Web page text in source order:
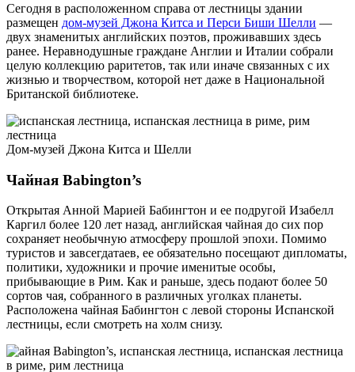
Сегодня в расположенном справа от лестницы здании
размещен дом-музей Джона Китса и Перси Биши Шелли —
двух знаменитых английских поэтов, проживавших здесь
ранее. Неравнодушные граждане Англии и Италии собрали
целую коллекцию раритетов, так или иначе связанных с их
жизнью и творчеством, которой нет даже в Национальной
Британской библиотеке.
Дом-музей Джона Китса и Шелли
Чайная Babington’s
Открытая Анной Марией Бабингтон и ее подругой Изабелл
Каргил более 120 лет назад, английская чайная до сих пор
сохраняет необычную атмосферу прошлой эпохи. Помимо
туристов и завсегдатаев, ее обязательно посещают дипломаты,
политики, художники и прочие именитые особы,
прибывающие в Рим. Как и раньше, здесь подают более 50
сортов чая, собранного в различных уголках планеты.
Расположена чайная Бабингтон с левой стороны Испанской
лестницы, если смотреть на холм снизу.